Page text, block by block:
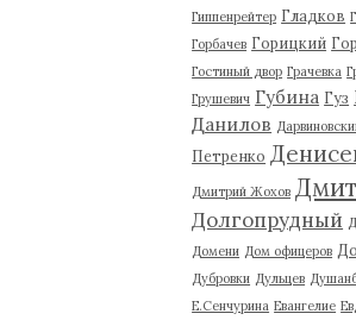
Гиппенрейтер Гладков
Горбачев Горицкий
Гостиный двор Грачевка
Грушевич Губина Гуз
Данилов
Петренко
Дмитрий Жохов
Долгопрудный
Домени Дом офицеров
Дубровки Дульцев
Е.Сенчурина Евангелие